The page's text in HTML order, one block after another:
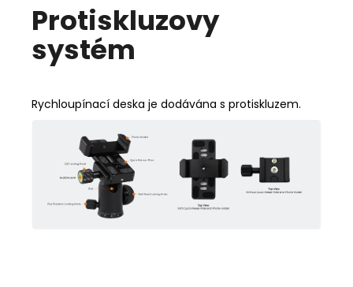
Protiskluzovy
systém
Rychloupínací deska je dodávána s protiskluzem.